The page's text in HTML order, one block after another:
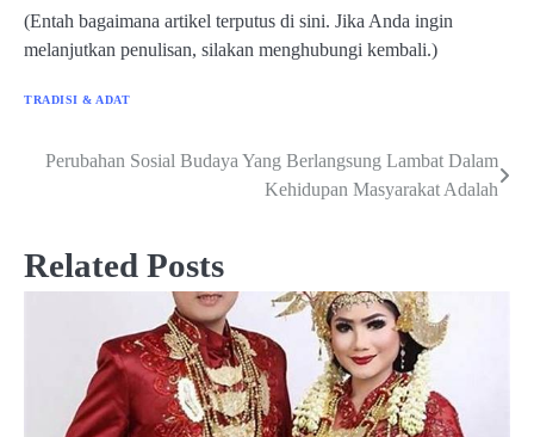
(Entah bagaimana artikel terputus di sini. Jika Anda ingin
melanjutkan penulisan, silakan menghubungi kembali.)
TRADISI & ADAT
Post
Perubahan Sosial Budaya Yang Berlangsung Lambat Dalam
Kehidupan Masyarakat Adalah
Related Posts